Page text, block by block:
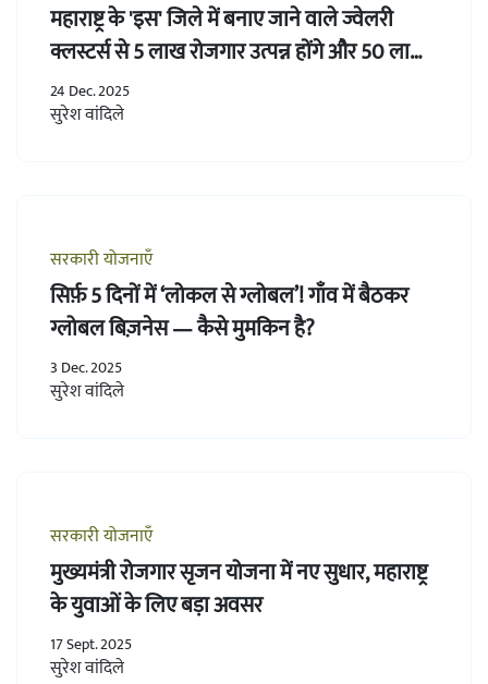
महाराष्ट्र के 'इस' जिले में बनाए जाने वाले ज्वेलरी
क्लस्टर्स से 5 लाख रोजगार उत्पन्न होंगे और 50 लाख
तक अनुदान मिलेगा।
24 Dec. 2025
सुरेश वांदिले
सरकारी योजनाएँ
सिर्फ़ 5 दिनों में ‘लोकल से ग्लोबल’! गाँव में बैठकर
ग्लोबल बिज़नेस — कैसे मुमकिन है?
3 Dec. 2025
सुरेश वांदिले
सरकारी योजनाएँ
मुख्यमंत्री रोजगार सृजन योजना में नए सुधार, महाराष्ट्र
के युवाओं के लिए बड़ा अवसर
17 Sept. 2025
सुरेश वांदिले